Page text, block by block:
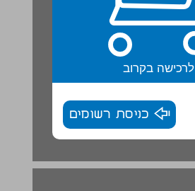
לרכישה בקרוב
כניסת רשומים